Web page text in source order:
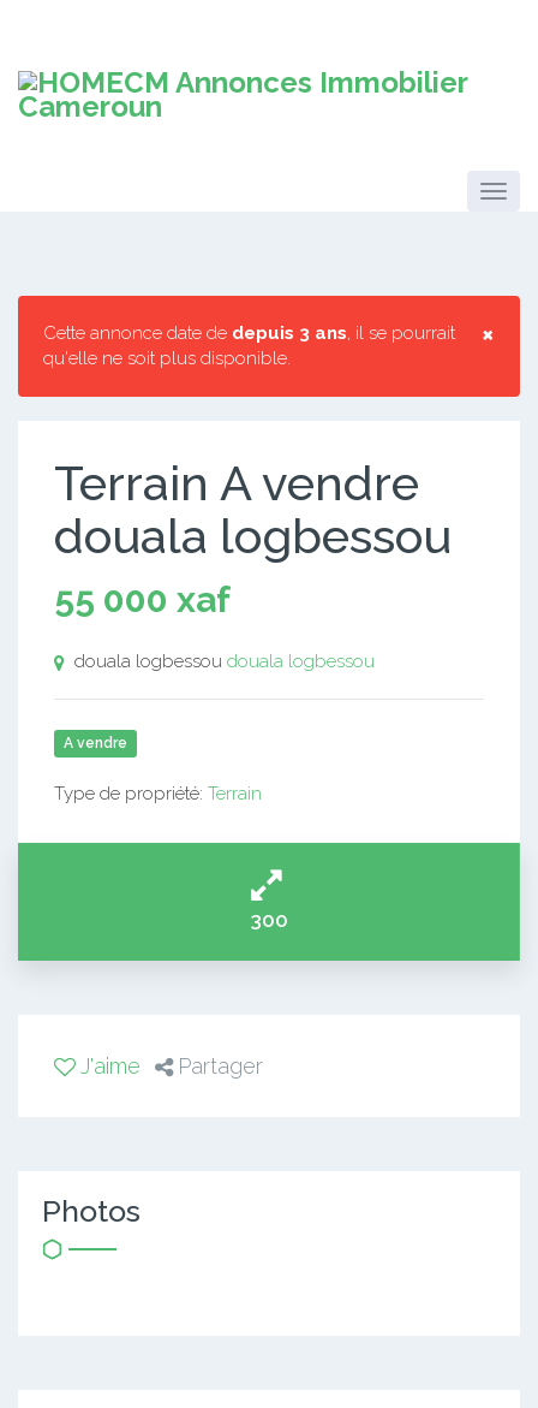
×
Cette annonce date de depuis 3 ans, il se pourrait
qu'elle ne soit plus disponible.
Terrain A vendre
douala logbessou
55 000 xaf
douala logbessou douala logbessou
A vendre
Type de propriété: Terrain
300
J'aime Partager
Photos